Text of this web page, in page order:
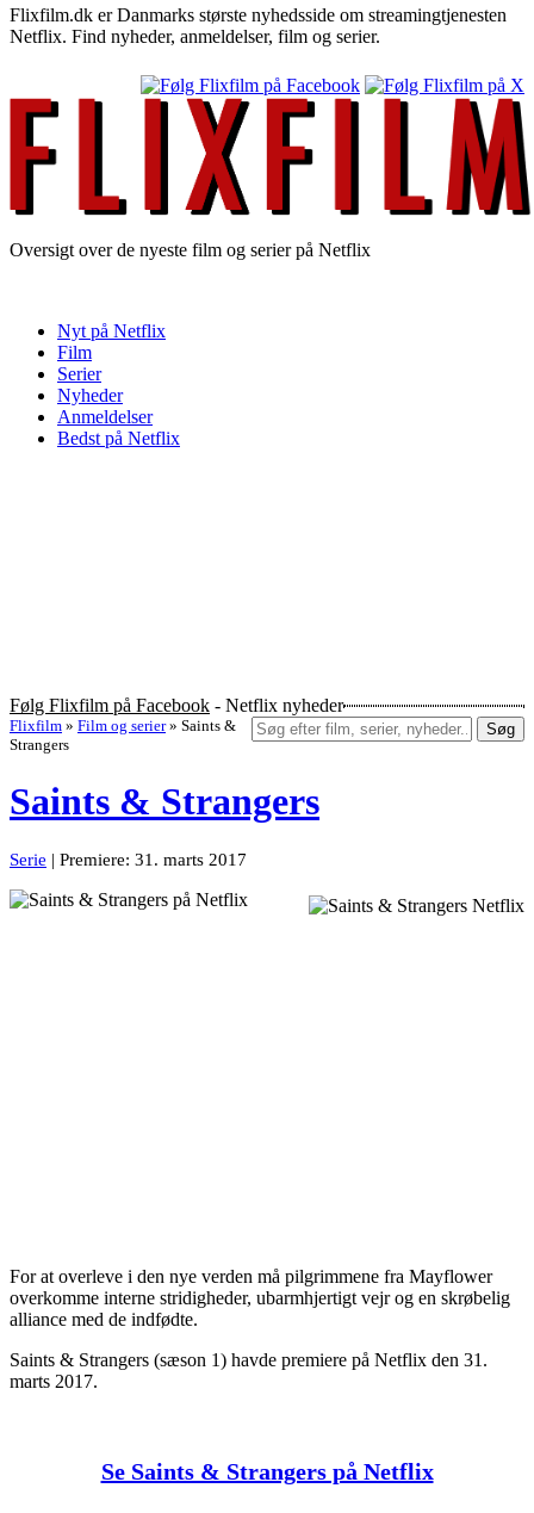
Flixfilm.dk er Danmarks største nyhedsside om streamingtjenesten
Netflix. Find nyheder, anmeldelser, film og serier.
Oversigt over de nyeste film og serier på Netflix
Nyt på Netflix
Film
Serier
Nyheder
Anmeldelser
Bedst på Netflix
Følg Flixfilm på Facebook - Netflix nyheder
Søg
Flixfilm » Film og serier » Saints &
Strangers
Saints & Strangers
Serie | Premiere: 31. marts 2017
For at overleve i den nye verden må pilgrimmene fra Mayflower
overkomme interne stridigheder, ubarmhjertigt vejr og en skrøbelig
alliance med de indfødte.
Saints & Strangers (sæson 1) havde premiere på Netflix den 31.
marts 2017.
Se Saints & Strangers på Netflix